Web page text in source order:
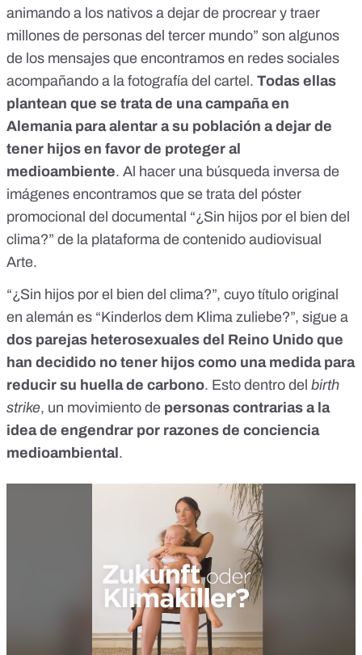
animando a los nativos a dejar de procrear y traer
millones de personas del tercer mundo” son algunos
de los mensajes que encontramos en redes sociales
acompañando a la fotografía del cartel. Todas ellas
plantean que se trata de una campaña en
Alemania para alentar a su población a dejar de
tener hijos en favor de proteger al
medioambiente. Al hacer una búsqueda inversa de
imágenes encontramos que se trata del póster
promocional del documental “¿Sin hijos por el bien del
clima?” de la plataforma de contenido audiovisual
Arte.
“¿Sin hijos por el bien del clima?”, cuyo título original
en alemán es “Kinderlos dem Klima zuliebe?”, sigue a
dos parejas heterosexuales del Reino Unido que
han decidido no tener hijos como una medida para
reducir su huella de carbono. Esto dentro del birth
strike, un movimiento de personas contrarias a la
idea de engendrar por razones de conciencia
medioambiental .